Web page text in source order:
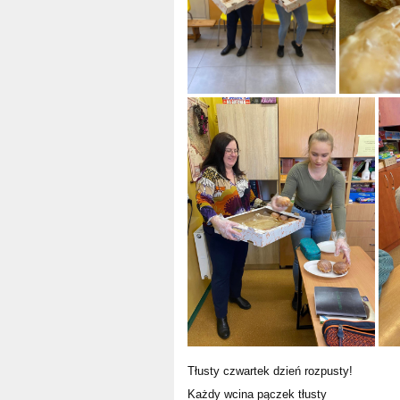
Tłusty czwartek dzień rozpusty!
Każdy wcina pączek tłusty